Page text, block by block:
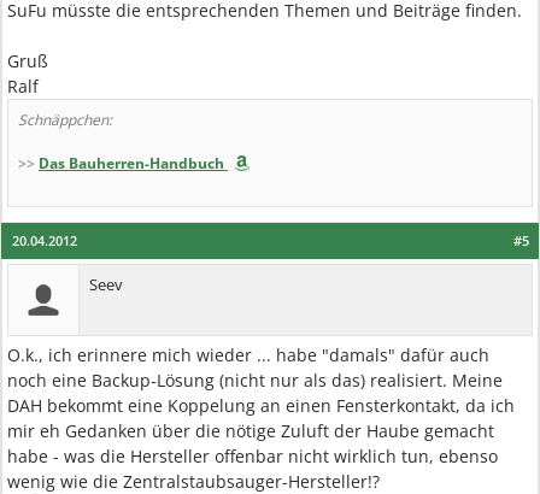
SuFu müsste die entsprechenden Themen und Beiträge finden.
Gruß
Ralf
Schnäppchen:
>> Das Bauherren-Handbuch
#5
20.04.2012
Seev
O.k., ich erinnere mich wieder ... habe "damals" dafür auch
noch eine Backup-Lösung (nicht nur als das) realisiert. Meine
DAH bekommt eine Koppelung an einen Fensterkontakt, da ich
mir eh Gedanken über die nötige Zuluft der Haube gemacht
habe - was die Hersteller offenbar nicht wirklich tun, ebenso
wenig wie die Zentralstaubsauger-Hersteller!?